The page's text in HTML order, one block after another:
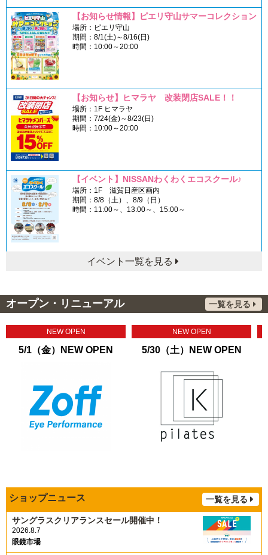
【お知らせ情報】ピエリ守山サマーコレクション
場所：ピエリ守山
期間：8/1(土)～8/16(日)
時間：10:00～20:00
【お知らせ】ヒマラヤ 改装閉店SALE！！
場所：1F ヒマラヤ
期間：7/24(金)～8/23(日)
時間：10:00～20:00
【イベント】NISSANわくわくエコスクール♪
場所：1F 滋賀日産区画内
期間：8/8（土）、8/9（日）
時間：11:00～、13:00～、15:00～
イベント一覧を見る
オープン・リニューアル 一覧を見る
NEW OPEN
5/1（金）NEW OPEN
NEW OPEN
5/30（土）NEW OPEN
ショップニュース 一覧を見る
サングラスクリアランスセール開催中！
2026.8.7
眼鏡市場